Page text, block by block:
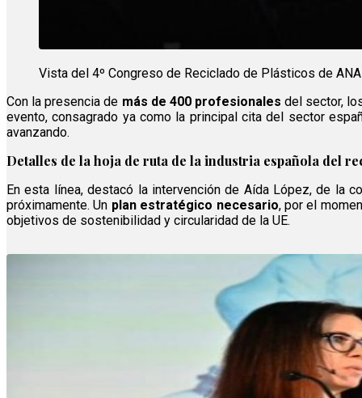
Vista del 4º Congreso de Reciclado de Plásticos de
Con la presencia de más de 400 profesionales del sector,
evento, consagrado ya como la principal cita del sector
avanzando.
Detalles de la hoja de ruta de la industria española del
En esta línea, destacó la intervención de Aída López, de la
próximamente. Un plan estratégico necesario, por el
objetivos de sostenibilidad y circularidad de la UE.